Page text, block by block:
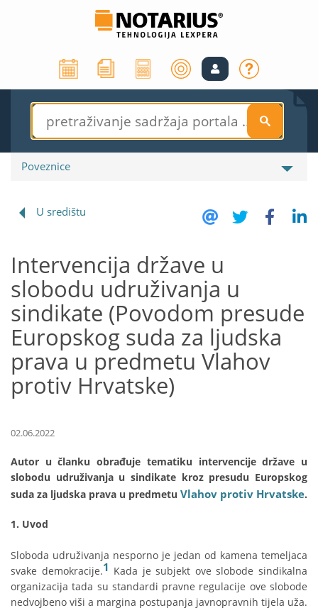
S
Poveznice
U središtu
Intervencija države u
slobodu udruživanja u
sindikate (Povodom presude
Europskog suda za ljudska
prava u predmetu Vlahov
protiv Hrvatske)
02.06.2022
Autor u članku obrađuje tematiku intervencije države u
slobodu udruživanja u sindikate kroz presudu Europskog
suda za ljudska prava u predmetu Vlahov protiv Hrvatske.
1. Uvod
Sloboda udruživanja nesporno je jedan od kamena temeljaca
svake demokracije.1 Kada je subjekt ove slobode sindikalna
organizacija tada su standardi pravne regulacije ove slobode
nedvojbeno viši a margina postupanja javnopravnih tijela uža.